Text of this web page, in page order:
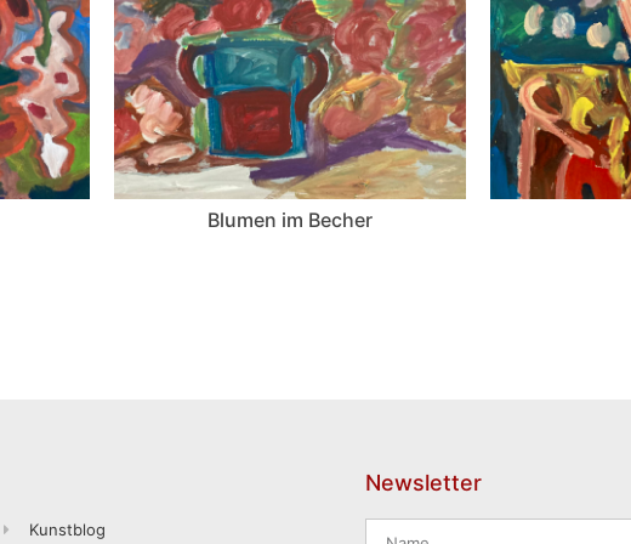
Blumen im Becher
Kunstblog
Newsletter